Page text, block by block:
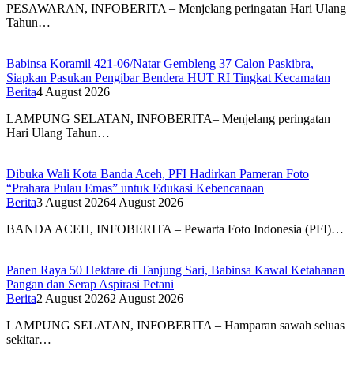
PESAWARAN, INFOBERITA – Menjelang peringatan Hari Ulang
Tahun…
Babinsa Koramil 421-06/Natar Gembleng 37 Calon Paskibra,
Siapkan Pasukan Pengibar Bendera HUT RI Tingkat Kecamatan
Berita4 August 2026
LAMPUNG SELATAN, INFOBERITA– Menjelang peringatan
Hari Ulang Tahun…
Dibuka Wali Kota Banda Aceh, PFI Hadirkan Pameran Foto
“Prahara Pulau Emas” untuk Edukasi Kebencanaan
Berita3 August 20264 August 2026
BANDA ACEH, INFOBERITA – Pewarta Foto Indonesia (PFI)…
Panen Raya 50 Hektare di Tanjung Sari, Babinsa Kawal Ketahanan
Pangan dan Serap Aspirasi Petani
Berita2 August 20262 August 2026
LAMPUNG SELATAN, INFOBERITA – Hamparan sawah seluas
sekitar…